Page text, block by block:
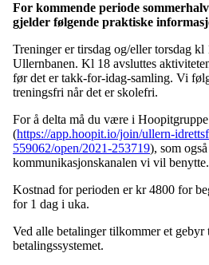
For kommende periode
gjelder følgende praktiske
Treninger er tirsdag og/eller torsdag kl
Ullernbanen. Kl 18 avsluttes
før det er takk-for-idag-samling. Vi
treningsfri når det er skolefri.
For å delta må du være i
(https://app.hoopit.io/join/ullern-
559062/open/2021-253719), som
kommunikasjonskanalen vi vil benytte.
Kostnad for perioden er kr 4800 for
for 1 dag i uka.
Ved alle betalinger tilkommer et
betalingssystemet.